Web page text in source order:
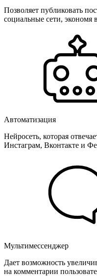
Позволяет публиковать
социальные сети, экономя
Автоматизация
Нейросеть, которая
Инстаграм, Вконтакте и
Мультимессенджер
Дает возможность
на комментарии